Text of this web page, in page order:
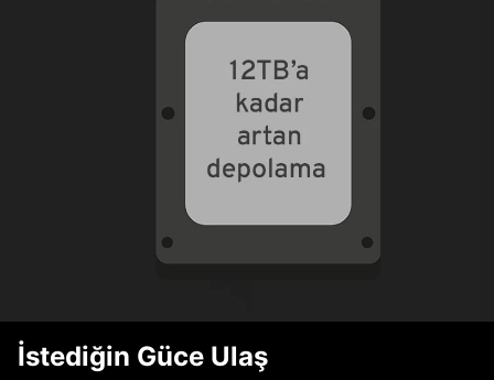
İstediğin Güce Ulaş